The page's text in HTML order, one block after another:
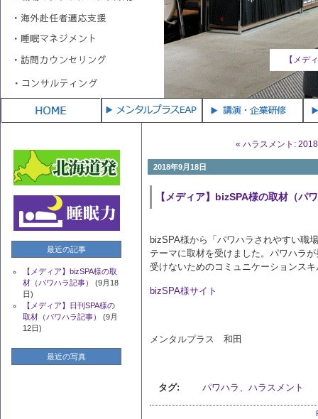
【メディア】bizSPA様の取材（パワハラ記事） (9月18日) 【メデ
« ハラスメント:
2018年9月18日
【メディア】bizSPA様の取材（パ
bizSPA様から「パワハラされやすい職
テーマに取材を受けました。パワハラ
受けないためのコミュニケーションス
bizSPA様サイト
メンタルプラス 和田
タグ: パワハラ、ハラスメント
最近の記事
【メディア】bizSPA様の取
材（パワハラ記事）
(9月18
日)
【メディア】日刊SPA様の
取材（パワハラ記事）
(9月
12日)
最近の写真